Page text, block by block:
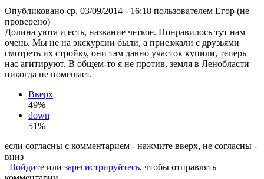
Опубликовано ср, 03/09/2014 - 16:18 пользователем Егор (не
проверено)
Долина уюта и есть, название четкое. Понравилось тут нам
очень. Мы не на экскурсии были, а приезжали с друзьями
смотреть их стройку, они там давно участок купили, теперь
нас агитируют. В общем-то я не против, земля в Ленобласти
никогда не помешает.
Вверх
49%
down
51%
если согласны с комментарием - нажмите вверх, не согласны -
вниз
Войдите или зарегистрируйтесь, чтобы отправлять